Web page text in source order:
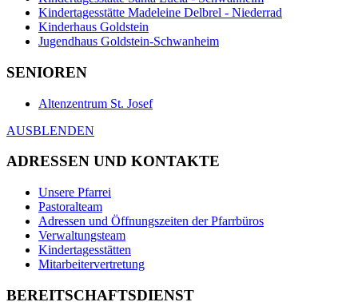
Kindertagesstätte Madeleine Delbrel - Niederrad
Kinderhaus Goldstein
Jugendhaus Goldstein-Schwanheim
SENIOREN
Altenzentrum St. Josef
AUSBLENDEN
ADRESSEN UND KONTAKTE
Unsere Pfarrei
Pastoralteam
Adressen und Öffnungszeiten der Pfarrbüros
Verwaltungsteam
Kindertagesstätten
Mitarbeitervertretung
BEREITSCHAFTSDIENST